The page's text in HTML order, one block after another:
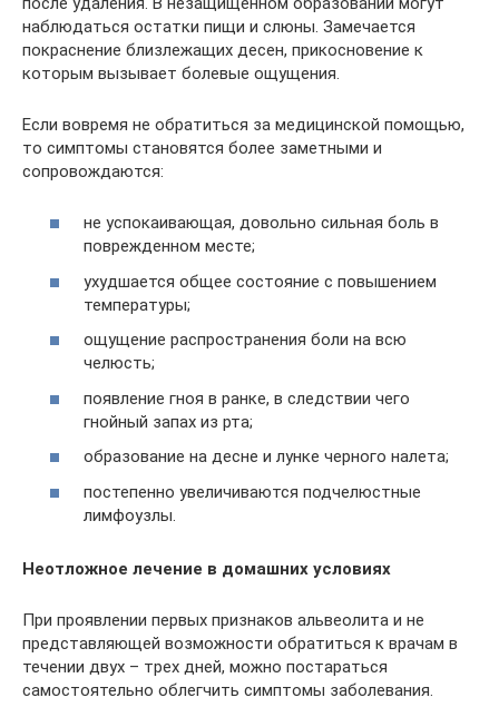
наблюдаться остатки пищи и слюны. Замечается
покраснение близлежащих десен, прикосновение к
которым вызывает болевые ощущения.
Если вовремя не обратиться за медицинской помощью,
то симптомы становятся более заметными и
сопровождаются:
не успокаивающая, довольно сильная боль в
поврежденном месте;
ухудшается общее состояние с повышением
температуры;
ощущение распространения боли на всю
челюсть;
появление гноя в ранке, в следствии чего
гнойный запах из рта;
образование на десне и лунке черного налета;
постепенно увеличиваются подчелюстные
лимфоузлы.
Неотложное лечение в домашних условиях
При проявлении первых признаков альвеолита и не
представляющей возможности обратиться к врачам в
течении двух – трех дней, можно постараться
самостоятельно облегчить симптомы заболевания.